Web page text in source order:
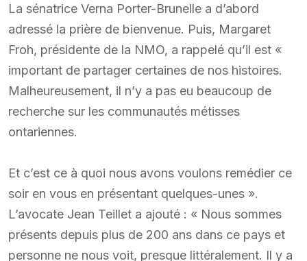
La sénatrice Verna Porter-Brunelle a d’abord
adressé la prière de bienvenue. Puis, Margaret
Froh, présidente de la NMO, a rappelé qu’il est «
important de partager certaines de nos histoires.
Malheureusement, il n’y a pas eu beaucoup de
recherche sur les communautés métisses
ontariennes.
Et c’est ce à quoi nous avons voulons remédier ce
soir en vous en présentant quelques-unes ».
L’avocate Jean Teillet a ajouté : « Nous sommes
présents depuis plus de 200 ans dans ce pays et
personne ne nous voit, presque littéralement. Il y a